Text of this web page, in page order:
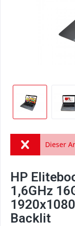
Dieser
HP
1,6GHz
Backlit